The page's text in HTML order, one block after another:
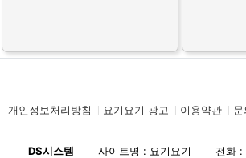
개인정보처리방침 요기요기 광고 이용약관 문
DS시스템 사이트명 : 요기요기
전화